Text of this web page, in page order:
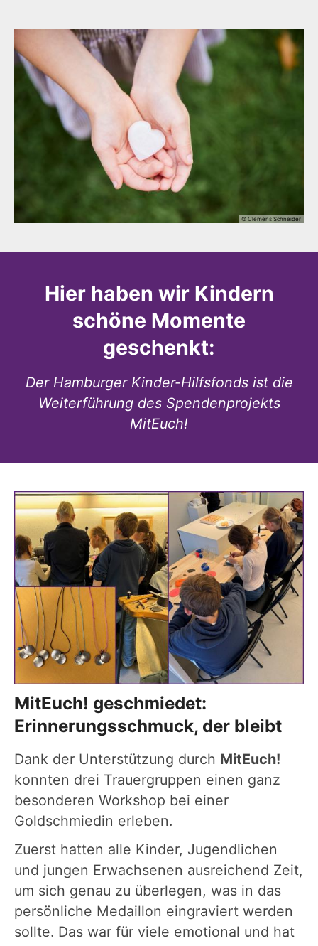
© Clemens Schneider
Hier haben wir Kindern
schöne Momente
geschenkt:
Der Hamburger Kinder-Hilfsfonds ist die
Weiterführung des Spendenprojekts
MitEuch!
MitEuch! geschmiedet:
Erinnerungsschmuck, der bleibt
Dank der Unterstützung durch MitEuch!
konnten drei Trauergruppen einen ganz
besonderen Workshop bei einer
Goldschmiedin erleben.
Zuerst hatten alle Kinder, Jugendlichen
und jungen Erwachsenen ausreichend Zeit,
um sich genau zu überlegen, was in das
persönliche Medaillon eingraviert werden
sollte. Das war für viele emotional und hat